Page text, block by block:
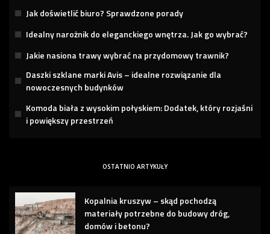
Jak doświetlić biuro? Sprawdzone porady
Idealny narożnik do eleganckiego wnętrza. Jak go wybrać?
Jakie nasiona trawy wybrać na przydomowy trawnik?
Daszki szklane marki Avis – idealne rozwiązanie dla
nowoczesnych budynków
Komoda biała z wysokim połyskiem: Dodatek, który rozjaśni
i powiększy przestrzeń
OSTATNIO ARTYKUŁY
Kopalnia kruszyw – skąd pochodzą
materiały potrzebne do budowy dróg,
domów i betonu?